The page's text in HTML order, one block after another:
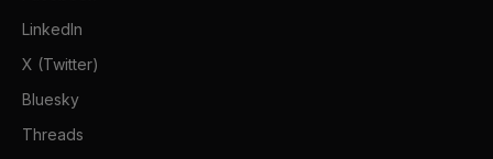
LinkedIn
X (Twitter)
Bluesky
Threads